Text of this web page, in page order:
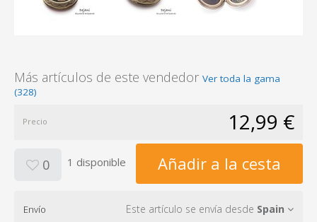
Más artículos de este vendedor Ver toda la gama
(328)
Precio 12,99 €
0 1 disponible Añadir a la cesta
Envío Este artículo se envía desde Spain